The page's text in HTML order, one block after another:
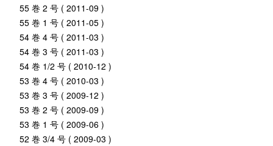
55 巻 2 号 ( 2011-09 )
55 巻 1 号 ( 2011-05 )
54 巻 4 号 ( 2011-03 )
54 巻 3 号 ( 2011-03 )
54 巻 1/2 号 ( 2010-12 )
53 巻 4 号 ( 2010-03 )
53 巻 3 号 ( 2009-12 )
53 巻 2 号 ( 2009-09 )
53 巻 1 号 ( 2009-06 )
52 巻 3/4 号 ( 2009-03 )